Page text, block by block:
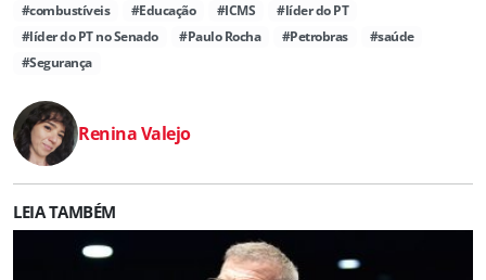
#combustíveis #Educação #ICMS
#líder do PT
#líder do PT no Senado
#Paulo Rocha #Petrobras
#saúde
#Segurança
Renina Valejo
LEIA TAMBÉM